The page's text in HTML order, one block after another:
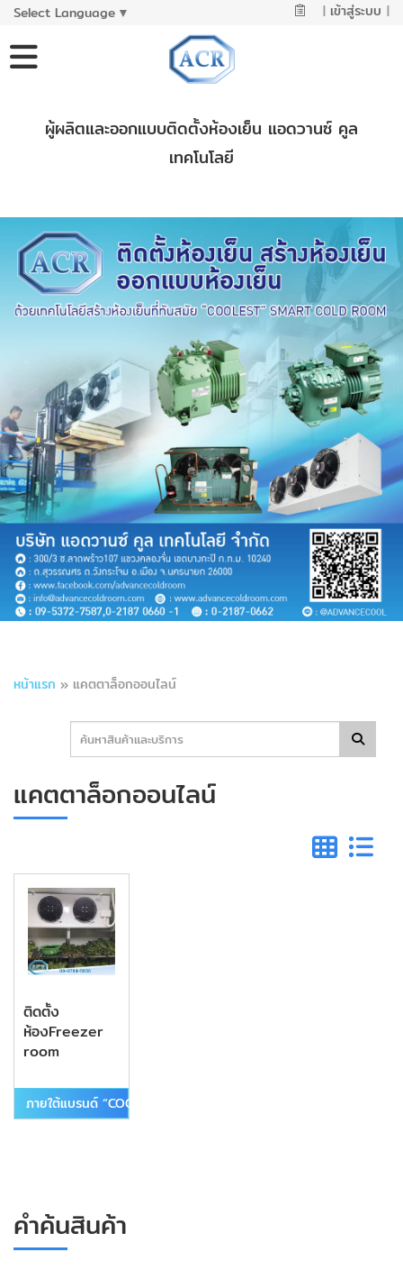
Select Language ▼ | เข้าสู่ระบบ |
ผู้ผลิตและออกแบบติดตั้งห้องเย็น แอดวานซ์ คูล
เทคโนโลยี
หน้าแรก » แคตตาล็อกออนไลน์
แคตตาล็อกออนไลน์
ติดตั้ง
ห้องFreezer
room
ภายใต้แบรนด์ “COOLEST”
คำค้นสินค้า